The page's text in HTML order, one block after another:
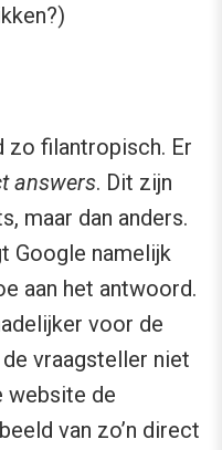
zo filantropisch. Er
answers. Dit zijn
maar dan anders.
Google namelijk
aan het antwoord.
voor de
vraagsteller niet
website de
van zo’n direct